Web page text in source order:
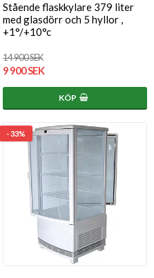
Stående flaskkylare 379 liter
med glasdörr och 5 hyllor ,
+1°/+10°c
14 900 SEK
9 900 SEK
KÖP
- 33%